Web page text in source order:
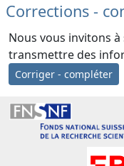
Corrections -
Nous vous invitons
transmettre des
Corriger - compléter